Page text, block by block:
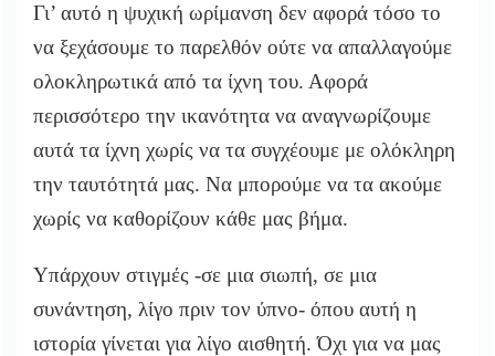
Γι’ αυτό η ψυχική ωρίμανση δεν αφορά τόσο το
να ξεχάσουμε το παρελθόν ούτε να απαλλαγούμε
ολοκληρωτικά από τα ίχνη του. Αφορά
περισσότερο την ικανότητα να αναγνωρίζουμε
αυτά τα ίχνη χωρίς να τα συγχέουμε με ολόκληρη
την ταυτότητά μας. Να μπορούμε να τα ακούμε
χωρίς να καθορίζουν κάθε μας βήμα.
Υπάρχουν στιγμές -σε μια σιωπή, σε μια
συνάντηση, λίγο πριν τον ύπνο- όπου αυτή η
ιστορία γίνεται για λίγο αισθητή. Όχι για να μας